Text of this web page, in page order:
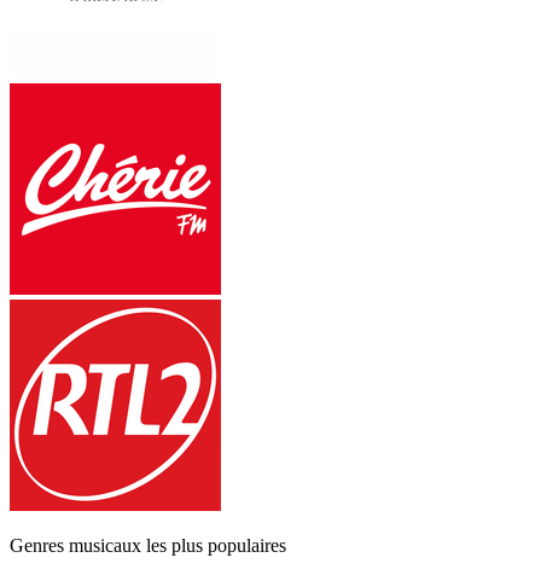
Genres musicaux les plus populaires